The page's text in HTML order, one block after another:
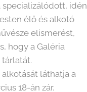
specializálódott, idén
élő és alkotó
elismerést,
hogy a Galéria
láthatja a
18-án zár.